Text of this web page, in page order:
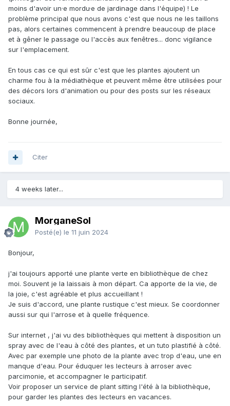
moins d'avoir un·e mordu·e de jardinage dans l'équipe) ! Le
problème principal que nous avons c'est que nous ne les taillons
pas, alors certaines commencent à prendre beaucoup de place
et à gêner le passage ou l'accès aux fenêtres... donc vigilance
sur l'emplacement.
En tous cas ce qui est sûr c'est que les plantes ajoutent un
charme fou à la médiathèque et peuvent même être utilisées pour
des décors lors d'animation ou pour des posts sur les réseaux
sociaux.
Bonne journée,
Citer
4 weeks later...
MorganeSol
Posté(e) le 11 juin 2024
Bonjour,
j'ai toujours apporté une plante verte en bibliothèque de chez
moi. Souvent je la laissais à mon départ. Ca apporte de la vie, de
la joie, c'est agréable et plus accueillant !
Je suis d'accord, une plante rustique c'est mieux. Se coordonner
aussi sur qui l'arrose et à quelle fréquence.
Sur internet , j'ai vu des bibliothèques qui mettent à disposition un
spray avec de l'eau à côté des plantes, et un tuto plastifié à côté.
Avec par exemple une photo de la plante avec trop d'eau, une en
manque d'eau. Pour éduquer les lecteurs à arroser avec
parcimonie, et accompagner le participatif.
Voir proposer un service de plant sitting l'été à la bibliothèque,
pour garder les plantes des lecteurs en vacances.